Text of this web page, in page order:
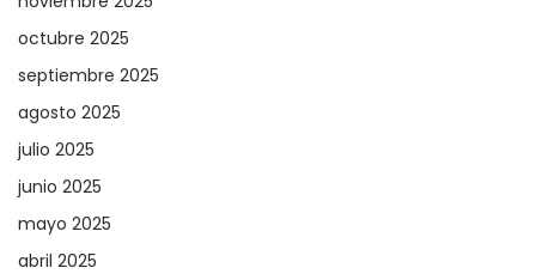
octubre 2025
septiembre 2025
agosto 2025
julio 2025
junio 2025
mayo 2025
abril 2025